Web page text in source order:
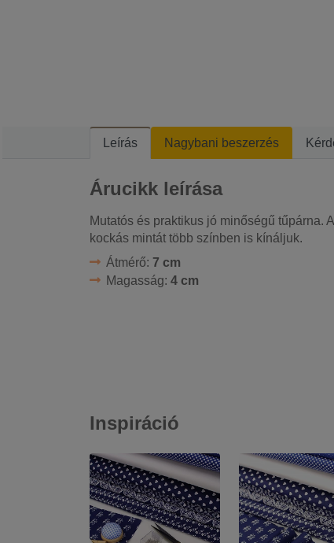
Leírás Nagybani beszerzés
Árucikk leírása
Mutatós és praktikus jó minőségű tűpárna.
kockás mintát több színben is kínáljuk.
Átmérő: 7 cm
Magasság: 4 cm
Inspiráció